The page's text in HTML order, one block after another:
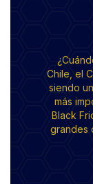
Chile, el
siendo
más
Black
grandes